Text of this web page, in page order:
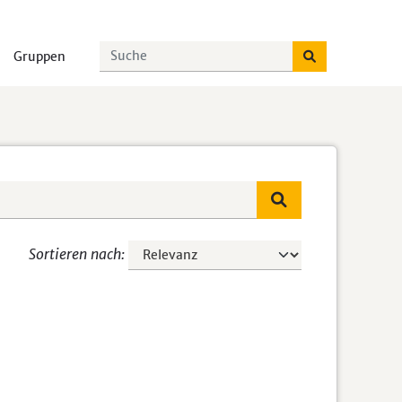
Gruppen
Sortieren nach